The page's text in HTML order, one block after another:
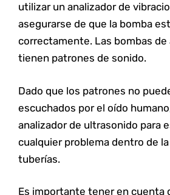
utilizar un analizador de
asegurarse de que la bomba
correctamente. Las bombas de
tienen patrones de sonido.
Dado que los patrones no
escuchados por el oído
analizador de ultrasonido para
cualquier problema dentro de
tuberías.
Es importante tener en cuenta
SUSCRÍBETE